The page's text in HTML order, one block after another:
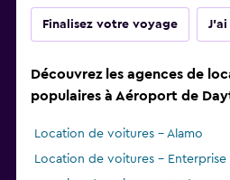
Finalisez votre voyage
Découvrez les agences de
populaires à Aéroport de
Location de voitures - Alamo
Location de voitures - Enterprise